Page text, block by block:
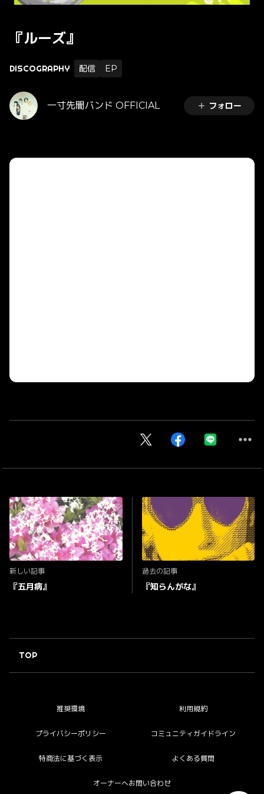
『ルーズ』
DISCOGRAPHY 配信 EP
一寸先闇バンド OFFICIAL フォロー
新しい記事
『五月病』
過去の記事
『知らんがな』
TOP
推奨環境 利用規約
プライバシーポリシー コミュニティガイドライン
特商法に基づく表示 よくある質問
オーナーへお問い合わせ